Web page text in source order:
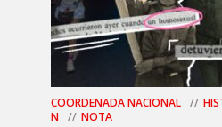
COORDENADA NACIONAL
N
NOTA